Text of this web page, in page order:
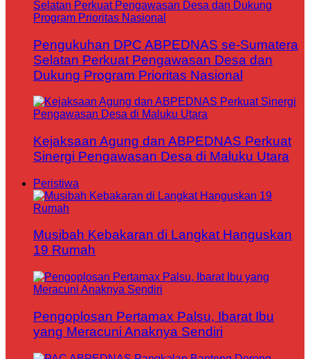
Pengukuhan DPC ABPEDNAS se-Sumatera
Selatan Perkuat Pengawasan Desa dan
Dukung Program Prioritas Nasional
Kejaksaan Agung dan ABPEDNAS Perkuat
Sinergi Pengawasan Desa di Maluku Utara
Peristiwa
Musibah Kebakaran di Langkat Hanguskan
19 Rumah
Pengoplosan Pertamax Palsu, Ibarat Ibu
yang Meracuni Anaknya Sendiri